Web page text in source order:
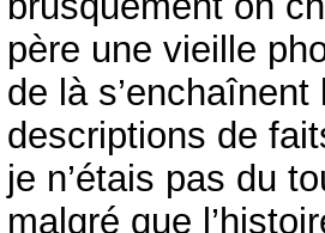
père une vieille
de là
descriptions de
je n’étais pas du
malgré que